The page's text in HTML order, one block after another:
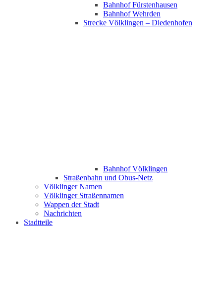
Bahnhof Fürstenhausen
Bahnhof Wehrden
Strecke Völklingen – Diedenhofen
Bahnhof Völklingen
Straßenbahn und Obus-Netz
Völklinger Namen
Völklinger Straßennamen
Wappen der Stadt
Nachrichten
Stadtteile